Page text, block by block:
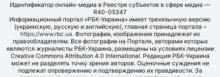
Идентификатор онлайн-медиа в Реестре субъектов в сфере медиа —
R40-05347
Информационный портал «РБК-Украина» имеет трехязычную версию
(украинскую, русскую и английскую), главная страница портала –
https://www.rbc.ua. Фотографии, изображения принадлежат их
правообладателям. Все фотографии на Портале, авторами которых
являются журналисты РБК-Украина, размещены на условиях лицензии
Creative Commons Attribution 4.0 International. Редакция РБК-Украина
может не разделять точку зрения авторов. Оценочные суждения не
подлежат опровержению и подтверждению их правдивости. За